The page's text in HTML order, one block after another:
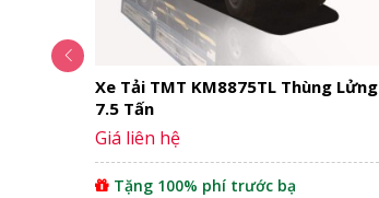
Xe Tải TMT KM8875TL Thùng Lửng
7.5 Tấn
Giá liên hệ
Tặng 100% phí trước bạ